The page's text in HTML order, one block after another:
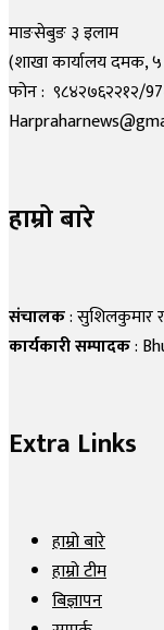
माङसेबुङ ३ इलाम
(शाखा कार्यालय दमक,
फोन : ९८४२७६२२१२/
हाम्रो बारे
संचालक: सुशिलकुमार
कार्यकारी सम्पादक:
Extra Links
हाम्रो बारे
हाम्रो टीम
बिज्ञापन